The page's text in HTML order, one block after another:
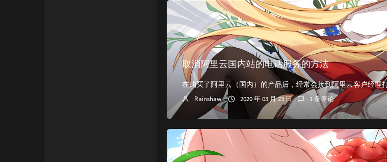
取消阿里云国内站的电话服务的方法
Rainshaw 2020 年 03 月 23 日 1 条评论